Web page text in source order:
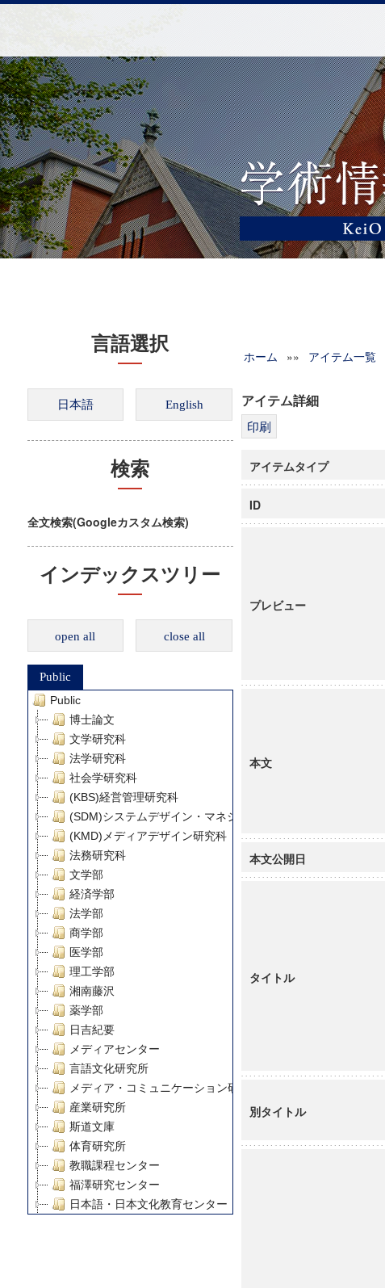
言語選択
検索
全文検索(Googleカスタム検索)
インデックスツリー
open all close all
Public
Public
博士論文
文学研究科
法学研究科
社会学研究科
(KBS)経営管理研究科
(SDM)システムデザイン・マネジメント研究科
(KMD)メディアデザイン研究科
法務研究科
文学部
経済学部
法学部
商学部
医学部
理工学部
湘南藤沢
薬学部
日吉紀要
メディアセンター
言語文化研究所
メディア・コミュニケーション研究所
産業研究所
斯道文庫
体育研究所
教職課程センター
福澤研究センター
日本語・日本文化教育センター
ホーム »» アイテム一覧
アイテム詳細
アイテムタイプ
ID
プレビュー
本文
本文公開日
タイトル
別タイトル